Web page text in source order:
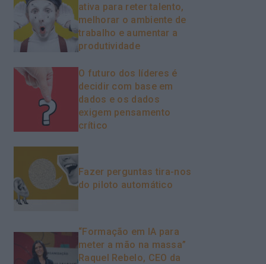
ativa para reter talento,
melhorar o ambiente de
trabalho e aumentar a
produtividade
O futuro dos líderes é
decidir com base em
dados e os dados
exigem pensamento
crítico
Fazer perguntas tira-nos
do piloto automático
“Formação em IA para
meter a mão na massa”
Raquel Rebelo, CEO da